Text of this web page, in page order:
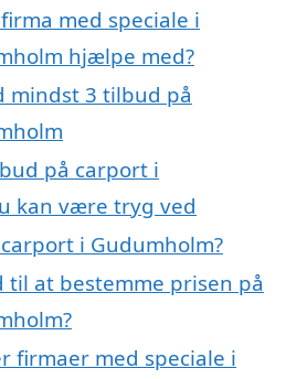
med speciale i
hjælpe med?
mindst 3 tilbud på
på carport i
kan være tryg ved
i Gudumholm?
til at bestemme prisen på
firmaer med speciale i